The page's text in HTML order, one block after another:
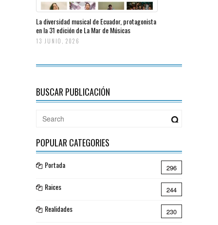
La diversidad musical de Ecuador, protagonista
en la 31 edición de La Mar de Músicas
13 JUNIO, 2026
BUSCAR PUBLICACIÓN
POPULAR CATEGORIES
Portada 296
Raices 244
Realidades 230